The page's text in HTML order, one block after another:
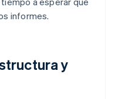
informes.
y